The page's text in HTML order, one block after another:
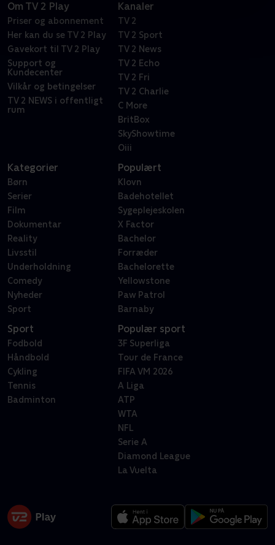
Om TV 2 Play
Priser og abonnement
Her kan du se TV 2 Play
Gavekort til TV 2 Play
Support og
Kundecenter
Vilkår og betingelser
TV 2 NEWS i offentligt
rum
Kanaler
TV 2
TV 2 Sport
TV 2 News
TV 2 Echo
TV 2 Fri
TV 2 Charlie
C More
BritBox
SkyShowtime
Oiii
Kategorier
Børn
Serier
Film
Dokumentar
Reality
Livsstil
Underholdning
Comedy
Nyheder
Sport
Populært
Klovn
Badehotellet
Sygeplejeskolen
X Factor
Bachelor
Forræder
Bachelorette
Yellowstone
Paw Patrol
Barnaby
Sport
Fodbold
Håndbold
Cykling
Tennis
Badminton
Populær sport
3F Superliga
Tour de France
FIFA VM 2026
A Liga
ATP
WTA
NFL
Serie A
Diamond League
La Vuelta